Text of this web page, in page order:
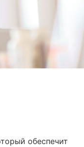
обеспечит